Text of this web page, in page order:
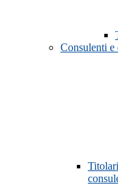
Consulenti e